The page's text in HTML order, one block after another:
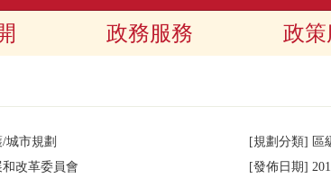
政務服務 政策
城市規劃 [規劃分類] 區
改革委員會 [發佈日期]